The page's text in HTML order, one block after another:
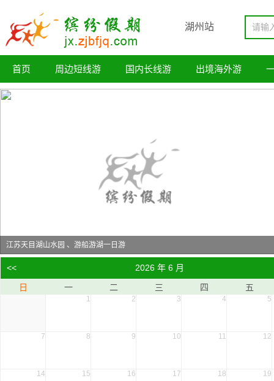
湖州站
首页 周边短线游 国内长线游 出境海外游
江苏天目湖山水园 、游船游湖一日游
<<
2026 年 6 月
日
一 二 三 四 五
1 2 3 4 5
7 8 9 10 11 12
14 15 16 17 18 19